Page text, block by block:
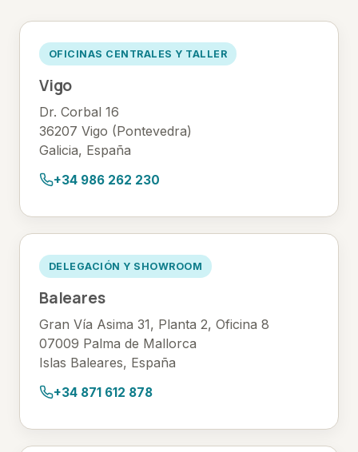
OFICINAS CENTRALES Y TALLER
Vigo
Dr. Corbal 16
36207 Vigo (Pontevedra)
Galicia, España
+34 986 262 230
DELEGACIÓN Y SHOWROOM
Baleares
Gran Vía Asima 31, Planta 2, Oficina 8
07009 Palma de Mallorca
Islas Baleares, España
+34 871 612 878